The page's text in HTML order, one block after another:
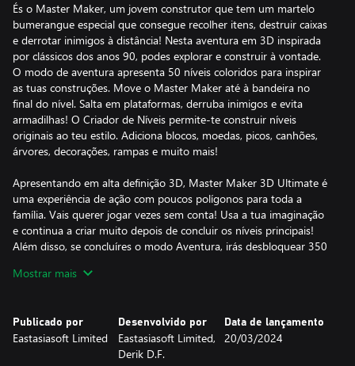
És o Master Maker, um jovem construtor que tem um martelo
bumerangue especial que consegue recolher itens, destruir caixas
e derrotar inimigos à distância! Nesta aventura em 3D inspirada
por clássicos dos anos 90, podes explorar e construir à vontade.
O modo de aventura apresenta 50 níveis coloridos para inspirar
as tuas construções. Move o Master Maker até à bandeira no
final do nível. Salta em plataformas, derruba inimigos e evita
armadilhas! O Criador de Níveis permite-te construir níveis
originais ao teu estilo. Adiciona blocos, moedas, picos, canhões,
árvores, decorações, rampas e muito mais!
Apresentando em alta definição 3D, Master Maker 3D Ultimate é
uma experiência de ação com poucos polígonos para toda a
família. Vais querer jogar vezes sem conta! Usa a tua imaginação
e continua a criar muito depois de concluir os níveis principais!
Além disso, se concluíres o modo Aventura, irás desbloquear 350
Mostrar mais
Publicado por
Eastasiasoft Limited
Desenvolvido por
Eastasiasoft Limited,
Derik D.F.
Data de lançamento
20/03/2024